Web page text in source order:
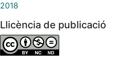
2018
Llicència de publicació